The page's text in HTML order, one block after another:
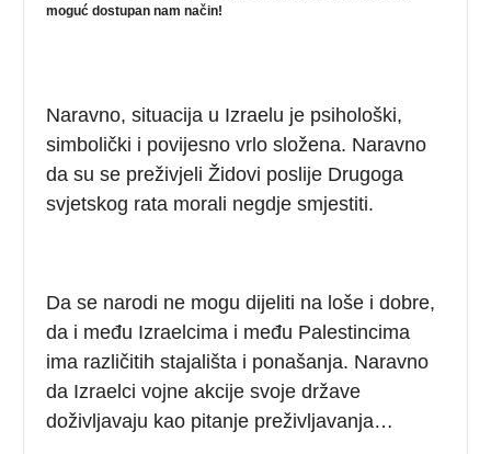
moguć dostupan nam način!
Naravno, situacija u Izraelu je psihološki,
simbolički i povijesno vrlo složena. Naravno
da su se preživjeli Židovi poslije Drugoga
svjetskog rata morali negdje smjestiti.
Da se narodi ne mogu dijeliti na loše i dobre,
da i među Izraelcima i među Palestincima
ima različitih stajališta i ponašanja. Naravno
da Izraelci vojne akcije svoje države
doživljavaju kao pitanje preživljavanja…